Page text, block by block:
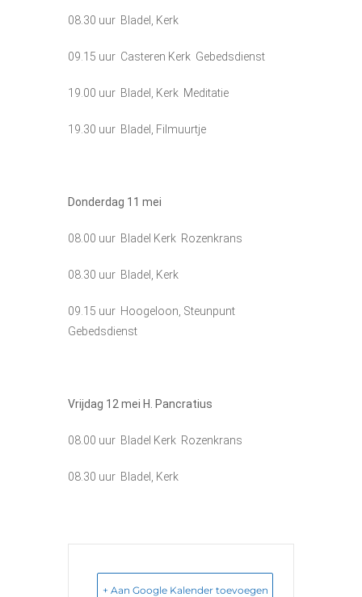
08.30 uur Bladel, Kerk
09.15 uur Casteren Kerk Gebedsdienst
19.00 uur Bladel, Kerk Meditatie
19.30 uur Bladel, Filmuurtje
Donderdag 11 mei
08.00 uur Bladel Kerk Rozenkrans
08.30 uur Bladel, Kerk
09.15 uur Hoogeloon, Steunpunt
Gebedsdienst
Vrijdag 12 mei H. Pancratius
08.00 uur Bladel Kerk Rozenkrans
08.30 uur Bladel, Kerk
+ Aan Google Kalender toevoegen